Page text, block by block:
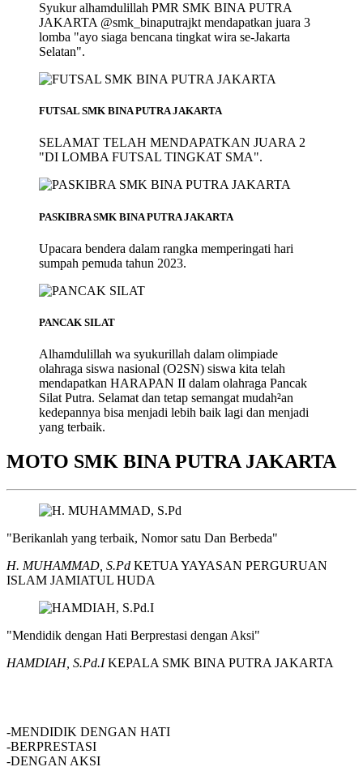
Syukur alhamdulillah PMR SMK BINA PUTRA
JAKARTA @smk_binaputrajkt mendapatkan juara 3
lomba "ayo siaga bencana tingkat wira se-Jakarta
Selatan".
FUTSAL SMK BINA PUTRA JAKARTA
SELAMAT TELAH MENDAPATKAN JUARA 2
"DI LOMBA FUTSAL TINGKAT SMA".
PASKIBRA SMK BINA PUTRA JAKARTA
Upacara bendera dalam rangka memperingati hari
sumpah pemuda tahun 2023.
PANCAK SILAT
Alhamdulillah wa syukurillah dalam olimpiade
olahraga siswa nasional (O2SN) siswa kita telah
mendapatkan HARAPAN II dalam olahraga Pancak
Silat Putra. Selamat dan tetap semangat mudah²an
kedepannya bisa menjadi lebih baik lagi dan menjadi
yang terbaik.
MOTO SMK BINA PUTRA JAKARTA
"Berikanlah yang terbaik, Nomor satu Dan Berbeda"
H. MUHAMMAD, S.Pd KETUA YAYASAN PERGURUAN
ISLAM JAMIATUL HUDA
"Mendidik dengan Hati Berprestasi dengan Aksi"
HAMDIAH, S.Pd.IKEPALA SMK BINA PUTRA JAKARTA
-MENDIDIK DENGAN HATI
-BERPRESTASI
-DENGAN AKSI